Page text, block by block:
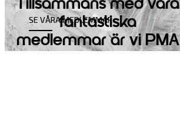
Tillsammans med våra
fantastiska
medlemmarär vi PMA
SE VÅRA MEDLEMMAR